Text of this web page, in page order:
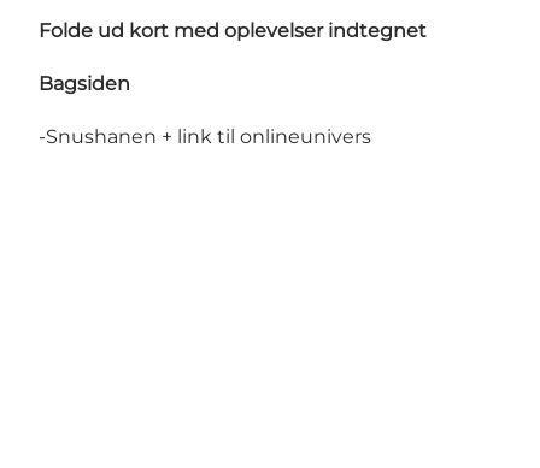
Folde ud kort med oplevelser indtegnet
Bagsiden
-Snushanen + link til onlineunivers